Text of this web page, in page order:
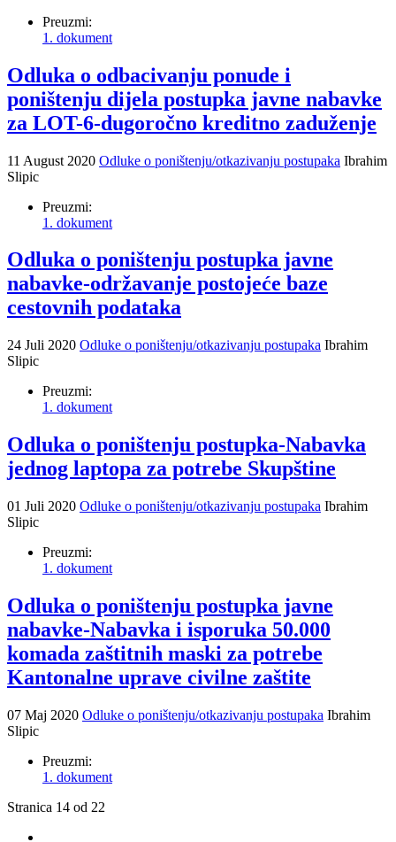
Preuzmi:
1. dokument
Odluka o odbacivanju ponude i
poništenju dijela postupka javne nabavke
za LOT-6-dugoročno kreditno zaduženje
11 August 2020 Odluke o poništenju/otkazivanju postupaka Ibrahim
Slipic
Preuzmi:
1. dokument
Odluka o poništenju postupka javne
nabavke-održavanje postojeće baze
cestovnih podataka
24 Juli 2020 Odluke o poništenju/otkazivanju postupaka Ibrahim
Slipic
Preuzmi:
1. dokument
Odluka o poništenju postupka-Nabavka
jednog laptopa za potrebe Skupštine
01 Juli 2020 Odluke o poništenju/otkazivanju postupaka Ibrahim
Slipic
Preuzmi:
1. dokument
Odluka o poništenju postupka javne
nabavke-Nabavka i isporuka 50.000
komada zaštitnih maski za potrebe
Kantonalne uprave civilne zaštite
07 Maj 2020 Odluke o poništenju/otkazivanju postupaka Ibrahim
Slipic
Preuzmi:
1. dokument
Stranica 14 od 22